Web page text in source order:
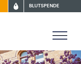
BLUTSPENDE